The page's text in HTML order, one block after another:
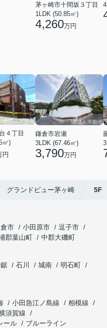
茅ヶ崎市十間坂３丁目
1LDK (50.85㎡)
4,260万円
４丁目
㎡)
円
鎌倉市岩瀬
3LDK (67.46㎡)
3,790万円
グランドビュー茅ヶ崎 5F
市 小田原市
逗子市
郡葉山町
中郡大磯町
石川 城南
明石町
小田急江ノ島線
相模線
須賀線
ール
ブルーライン